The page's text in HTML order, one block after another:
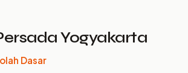
Yogyakarta
Dasar